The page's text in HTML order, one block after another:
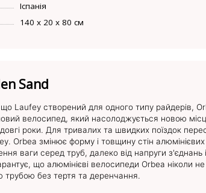
Іспанія
140 х 20 х 80 см
Sand
Laufey створений для одного типу райдерів,
велосипед, який насолоджується новою
роки. Для тривалих та швидких поїздок
змінює форму і товщину стін алюмінієвих
ваги серед труб, далеко від напруги
що алюмінієві велосипеди Orbea ніколи
без тертя та деренчання.